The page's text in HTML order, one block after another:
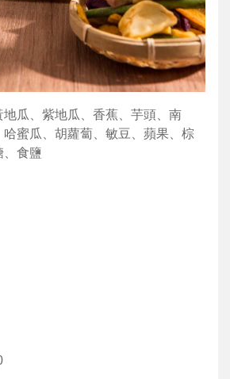
地瓜、紫地瓜、香蕉、芋頭、南
哈蜜瓜、胡蘿蔔、敏豆、蘋果、棕
、食鹽